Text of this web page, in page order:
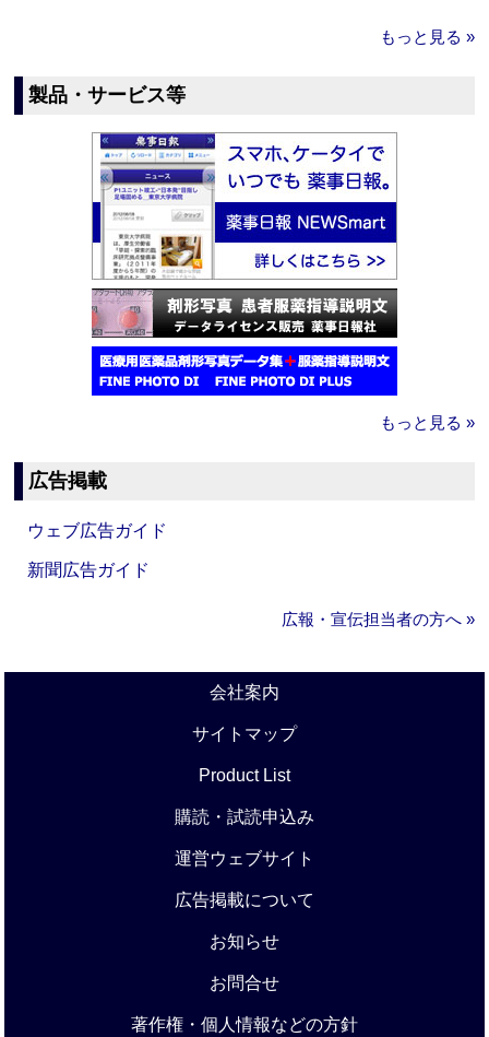
もっと見る »
製品・サービス等
もっと見る »
広告掲載
ウェブ広告ガイド
新聞広告ガイド
広報・宣伝担当者の方へ »
会社案内
サイトマップ
Product List
購読・試読申込み
運営ウェブサイト
広告掲載について
お知らせ
お問合せ
著作権・個人情報などの方針